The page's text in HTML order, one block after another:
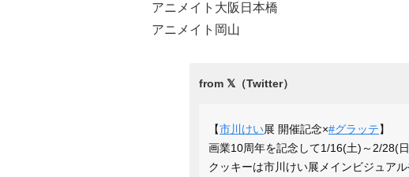
アニメイト大阪日本橋
アニメイト岡山
【市川けい展 開催記念×#グラッテ】
画業10周年を記念して1/16(土)～2/28(
クッキーは市川けい展メインビジュア